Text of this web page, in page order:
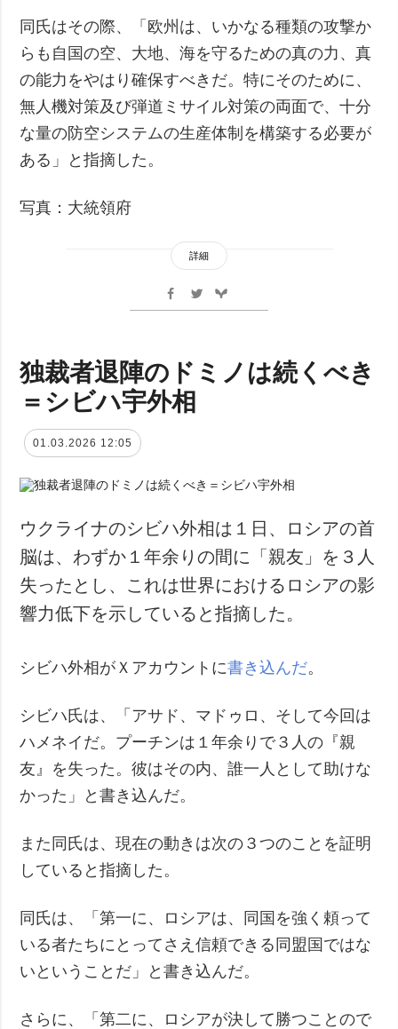
同氏はその際、「欧州は、いかなる種類の攻撃か
らも自国の空、大地、海を守るための真の力、真
の能力をやはり確保すべきだ。特にそのために、
無人機対策及び弾道ミサイル対策の両面で、十分
な量の防空システムの生産体制を構築する必要が
ある」と指摘した。
写真：大統領府
詳細
独裁者退陣のドミノは続くべき
＝シビハ宇外相
01.03.2026 12:05
ウクライナのシビハ外相は１日、ロシアの首
脳は、わずか１年余りの間に「親友」を３人
失ったとし、これは世界におけるロシアの影
響力低下を示していると指摘した。
シビハ外相がＸアカウントに書き込んだ。
シビハ氏は、「アサド、マドゥロ、そして今回は
ハメネイだ。プーチンは１年余りで３人の『親
友』を失った。彼はその内、誰一人として助けな
かった」と書き込んだ。
また同氏は、現在の動きは次の３つのことを証明
していると指摘した。
同氏は、「第一に、ロシアは、同国を強く頼って
いる者たちにとってさえ信頼できる同盟国ではな
いということだ」と書き込んだ。
さらに、「第二に、ロシアが決して勝つことので